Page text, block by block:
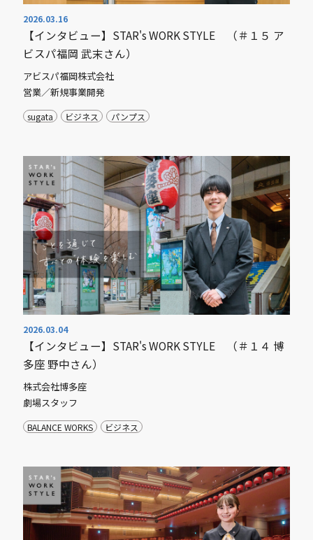
2026.03.16
【インタビュー】STAR's WORK STYLE （＃１５ ア
ビスパ福岡 武末さん）
アビスパ福岡株式会社
営業／新規事業開発
sugata ビジネス パンプス
2026.03.04
【インタビュー】STAR's WORK STYLE （＃１４ 博
多座 野中さん）
株式会社博多座
劇場スタッフ
BALANCE WORKS ビジネス